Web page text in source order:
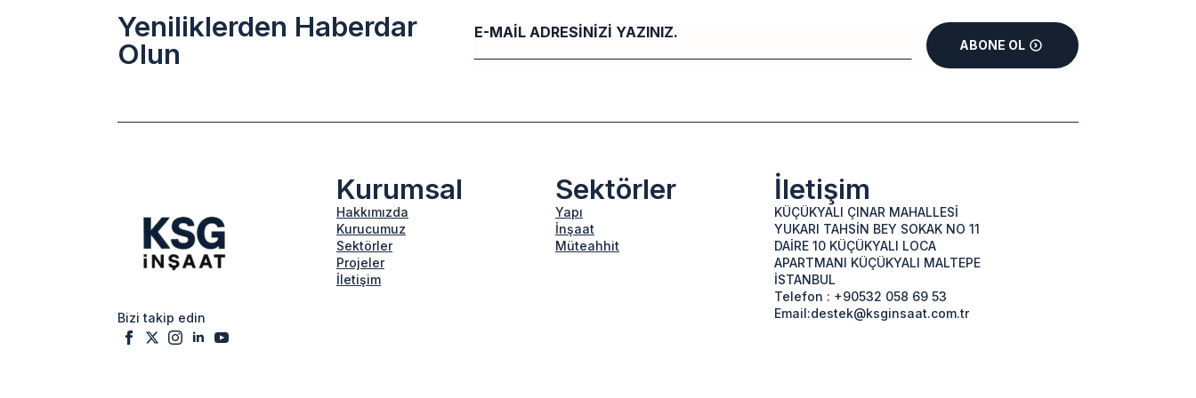
Yeniliklerden Haberdar
Olun
Email
*
ABONE OL
Bizi takip edin
Kurumsal
Hakkımızda
Kurucumuz
Sektörler
Projeler
İletişim
Sektörler
Yapı
İnşaat
Müteahhit
İletişim
KÜÇÜKYALI ÇINAR MAHALLESİ
YUKARI TAHSİN BEY SOKAK NO 11
DAİRE 10 KÜÇÜKYALI LOCA
APARTMANI KÜÇÜKYALI MALTEPE
İSTANBUL
Telefon : +90532 058 69 53
Email:destek@ksginsaat.com.tr